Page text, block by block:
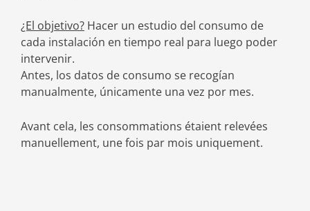
¿El objetivo?Hacer un estudio del consumo de
cada instalación en tiempo real para luego poder
intervenir.
Antes, los datos de consumo se recogían
manualmente, únicamente una vez por mes.
Avant cela, les consommations étaient relevées
manuellement, une fois par mois uniquement.